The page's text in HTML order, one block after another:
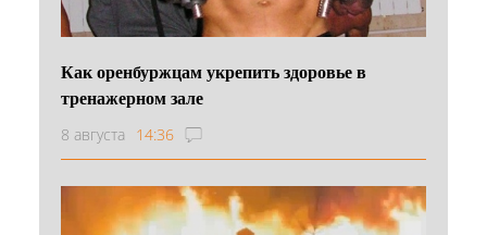
Как оренбуржцам укрепить здоровье в
тренажерном зале
8 августа 14:36